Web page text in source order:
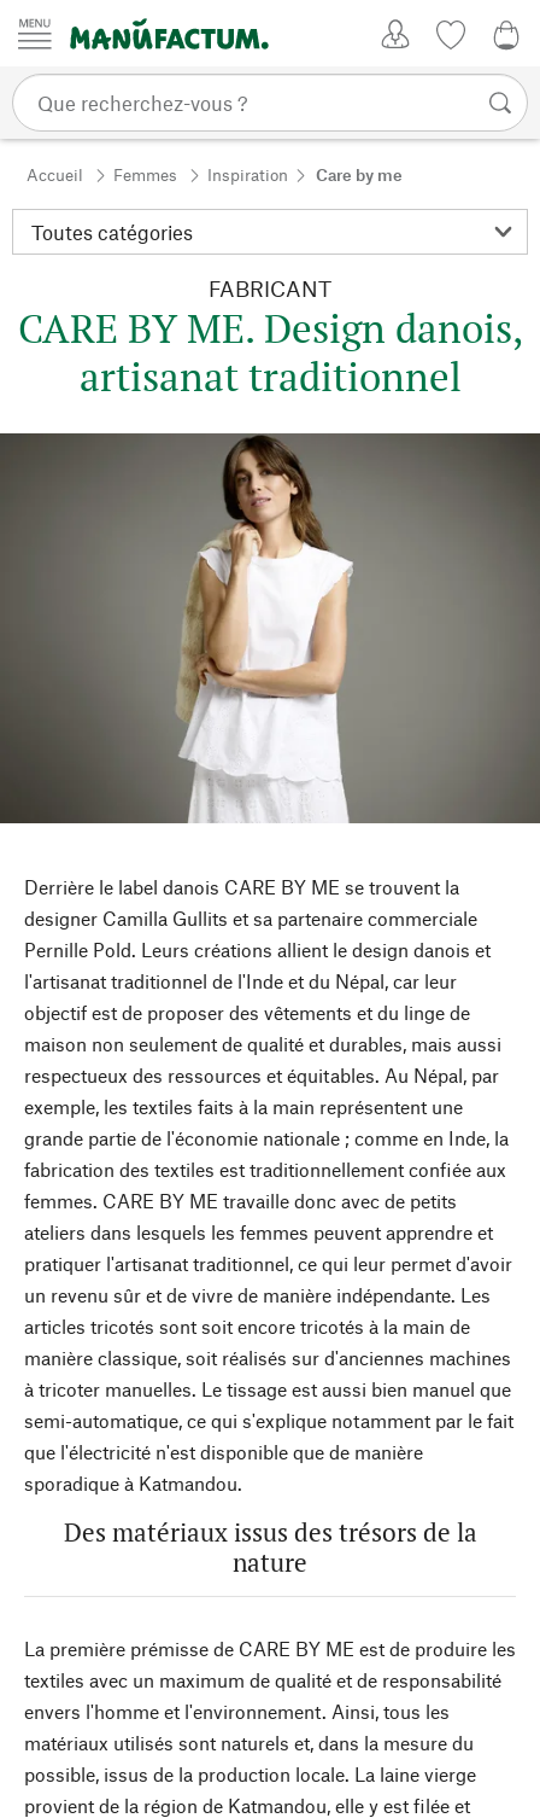
Passer au contenu
Accueil Femmes Inspiration Care by me
FABRICANT
CARE BY ME. Design danois,
artisanat traditionnel
Derrière le label danois CARE BY ME se trouvent la
designer Camilla Gullits et sa partenaire commerciale
Pernille Pold. Leurs créations allient le design danois et
l'artisanat traditionnel de l'Inde et du Népal, car leur
objectif est de proposer des vêtements et du linge de
maison non seulement de qualité et durables, mais aussi
respectueux des ressources et équitables. Au Népal, par
exemple, les textiles faits à la main représentent une
grande partie de l'économie nationale ; comme en Inde, la
fabrication des textiles est traditionnellement confiée aux
femmes. CARE BY ME travaille donc avec de petits
ateliers dans lesquels les femmes peuvent apprendre et
pratiquer l'artisanat traditionnel, ce qui leur permet d'avoir
un revenu sûr et de vivre de manière indépendante. Les
articles tricotés sont soit encore tricotés à la main de
manière classique, soit réalisés sur d'anciennes machines
à tricoter manuelles. Le tissage est aussi bien manuel que
semi-automatique, ce qui s'explique notamment par le fait
que l'électricité n'est disponible que de manière
sporadique à Katmandou.
Des matériaux issus des trésors de la
nature
La première prémisse de CARE BY ME est de produire les
textiles avec un maximum de qualité et de responsabilité
envers l'homme et l'environnement. Ainsi, tous les
matériaux utilisés sont naturels et, dans la mesure du
possible, issus de la production locale. La laine vierge
provient de la région de Katmandou, elle y est filée et